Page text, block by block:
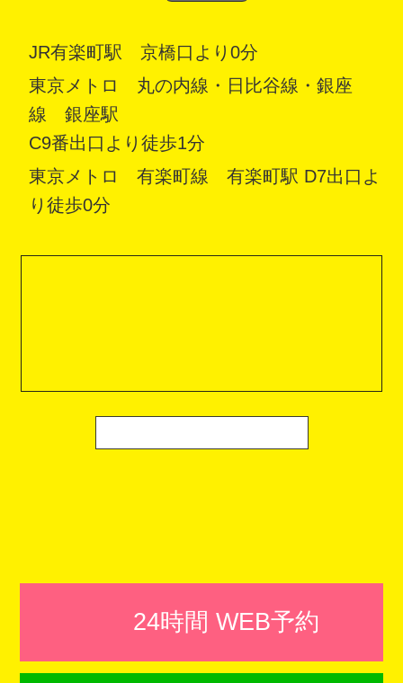
JR有楽町駅 京橋口より0分
東京メトロ 丸の内線・日比谷線・銀座
線 銀座駅
C9番出口より徒歩1分
東京メトロ 有楽町線 有楽町駅 D7出口よ
り徒歩0分
24時間 WEB予約